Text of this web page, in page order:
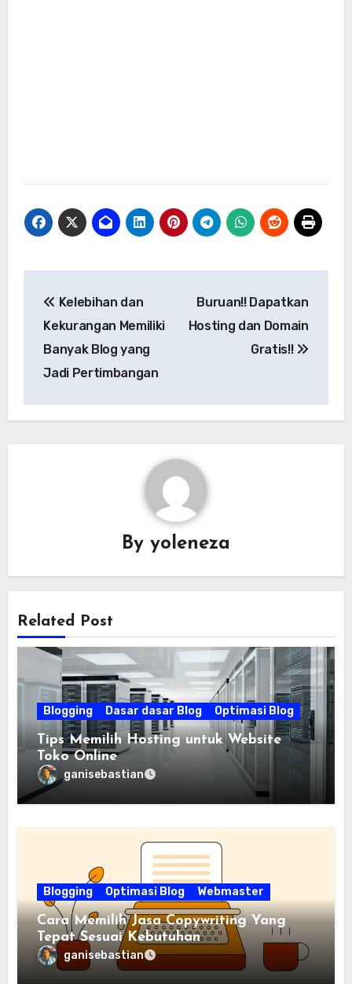
pos
Kelebihan dan
Kekurangan Memiliki
Banyak Blog yang
Jadi Pertimbangan
Buruan!! Dapatkan
Hosting dan Domain
Gratis!!
By yoleneza
Related Post
Blogging Dasar dasar Blog Optimasi Blog
Tips Memilih Hosting untuk Website
Toko Online
ganisebastian
Blogging Optimasi Blog Webmaster
Cara Memilih Jasa Copywriting Yang
Tepat Sesuai Kebutuhan
ganisebastian